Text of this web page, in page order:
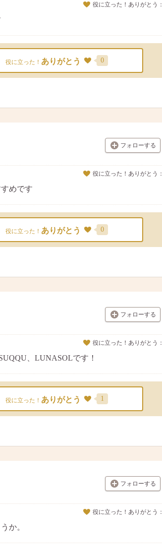
役に立った！ありがとう：
役に立った！ ありがとう 0
フォローする
役に立った！ありがとう：
めです
役に立った！ ありがとう 0
フォローする
役に立った！ありがとう：
、LUNASOLです！
役に立った！ ありがとう 1
フォローする
役に立った！ありがとう：
か。